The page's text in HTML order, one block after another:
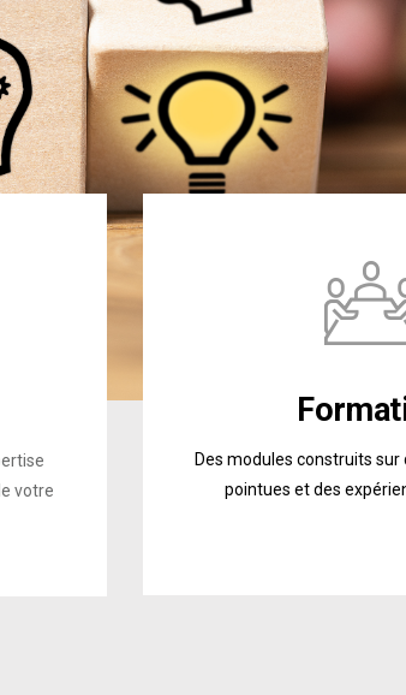
votre
Des modules construits sur
pointues et des